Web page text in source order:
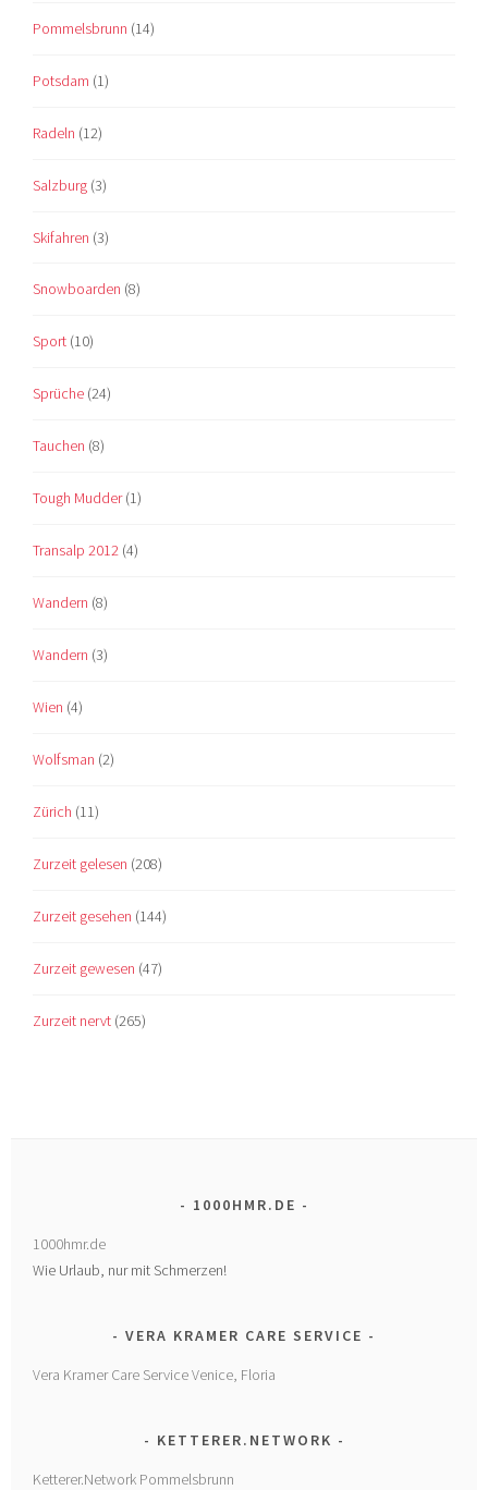
Pommelsbrunn (14)
Potsdam (1)
Radeln (12)
Salzburg (3)
Skifahren (3)
Snowboarden (8)
Sport (10)
Sprüche (24)
Tauchen (8)
Tough Mudder(1)
Transalp 2012 (4)
Wandern (8)
Wandern (3)
Wien (4)
Wolfsman (2)
Zürich (11)
Zurzeit gelesen (208)
Zurzeit gesehen (144)
Zurzeit gewesen (47)
Zurzeit nervt (265)
1000HMR.DE
1000hmr.de
Wie Urlaub, nur mit Schmerzen!
VERA KRAMER CARE SERVICE
Vera Kramer Care Service Venice, Floria
KETTERER.NETWORK
Ketterer.Network Pommelsbrunn